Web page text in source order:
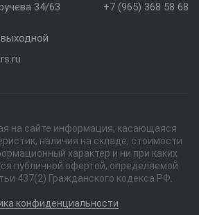
+7 (965) 368 58 68
34/63
на сайте информация, касающаяся
наличия на складе, стоимости
характер и ни при каких
публичной офертой, определяемой
437(2) Гражданского кодекса РФ.
конфиденциальности